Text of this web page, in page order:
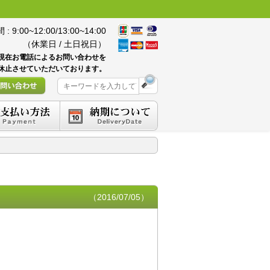
: 9:00~12:00/13:00~14:00
（休業日 / 土日祝日）
在お電話によるお問い合わせを
止させていただいております。
（2016/07/05）